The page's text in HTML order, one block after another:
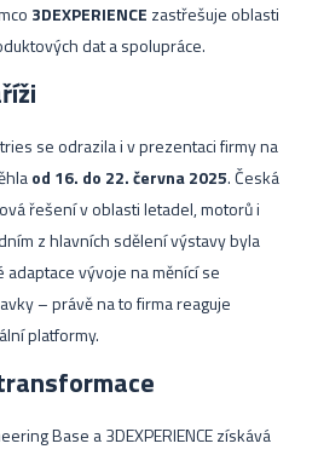
3DEXPERIENCE zastřešuje oblasti
dat a spolupráce.
se odrazila i v prezentaci firmy na
od 16. do 22. června 2025. Česká
řešení v oblasti letadel, motorů i
z hlavních sdělení výstavy byla
vývoje na měnící se
– právě na to firma reaguje
platformy.
Base a 3DEXPERIENCE získává